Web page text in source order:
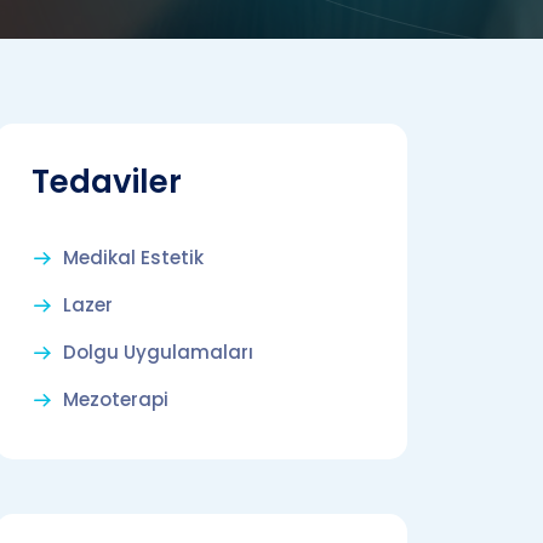
Tedaviler
Medikal Estetik
Lazer
Dolgu Uygulamaları
Mezoterapi